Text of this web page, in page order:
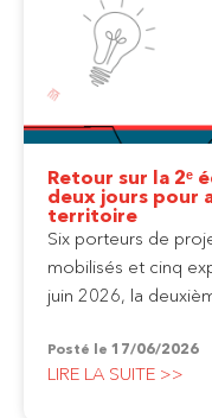
Retour sur la 2ᵉ
deux jours pour
territoire
Six porteurs de
mobilisés et cinq
juin 2026, la
Posté le 17/06/2026
LIRE LA SUITE >>